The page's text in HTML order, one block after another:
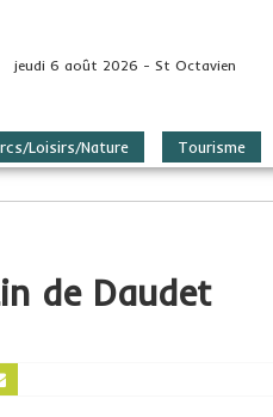
jeudi 6 août 2026 - St Octavien
Loisirs/Nature Tourisme
de Daudet